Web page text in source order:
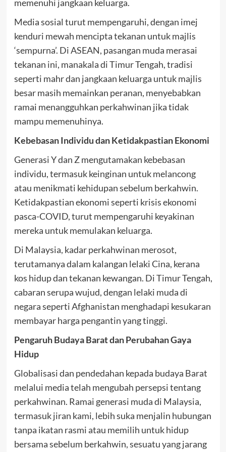
memenuhi jangkaan keluarga.
Media sosial turut mempengaruhi, dengan imej
kenduri mewah mencipta tekanan untuk majlis
‘sempurna’. Di ASEAN, pasangan muda merasai
tekanan ini, manakala di Timur Tengah, tradisi
seperti mahr dan jangkaan keluarga untuk majlis
besar masih memainkan peranan, menyebabkan
ramai menangguhkan perkahwinan jika tidak
mampu memenuhinya.
Kebebasan Individu dan Ketidakpastian Ekonomi
Generasi Y dan Z mengutamakan kebebasan
individu, termasuk keinginan untuk melancong
atau menikmati kehidupan sebelum berkahwin.
Ketidakpastian ekonomi seperti krisis ekonomi
pasca-COVID, turut mempengaruhi keyakinan
mereka untuk memulakan keluarga.
Di Malaysia, kadar perkahwinan merosot,
terutamanya dalam kalangan lelaki Cina, kerana
kos hidup dan tekanan kewangan. Di Timur Tengah,
cabaran serupa wujud, dengan lelaki muda di
negara seperti Afghanistan menghadapi kesukaran
membayar harga pengantin yang tinggi.
Pengaruh Budaya Barat dan Perubahan Gaya
Hidup
Globalisasi dan pendedahan kepada budaya Barat
melalui media telah mengubah persepsi tentang
perkahwinan. Ramai generasi muda di Malaysia,
termasuk jiran kami, lebih suka menjalin hubungan
tanpa ikatan rasmi atau memilih untuk hidup
bersama sebelum berkahwin, sesuatu yang jarang